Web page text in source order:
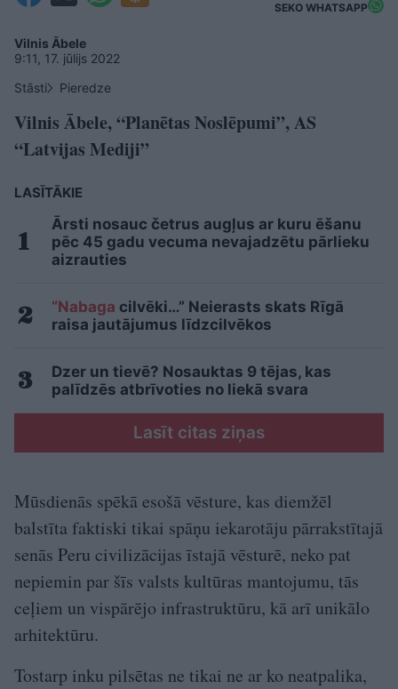
SEKO WHATSAPP
Vilnis Ābele
9:11, 17. jūlijs 2022
Stāsti
Pieredze
Vilnis Ābele, “Planētas Noslēpumi”, AS
“Latvijas Mediji”
LASĪTĀKIE
Ārsti nosauc četrus augļus ar kuru ēšanu
pēc 45 gadu vecuma nevajadzētu pārlieku
aizrauties
“Nabaga cilvēki…” Neierasts skats Rīgā
raisa jautājumus līdzcilvēkos
Dzer un tievē? Nosauktas 9 tējas, kas
palīdzēs atbrīvoties no liekā svara
Lasīt citas ziņas
Mūsdienās spēkā esošā vēsture, kas diemžēl
balstīta faktiski tikai spāņu iekarotāju pārrakstītajā
senās Peru civilizācijas īstajā vēsturē, neko pat
nepiemin par šīs valsts kultūras mantojumu, tās
ceļiem un vispārējo infrastruktūru, kā arī unikālo
arhitektūru.
Tostarp inku pilsētas ne tikai ne ar ko neatpalika,